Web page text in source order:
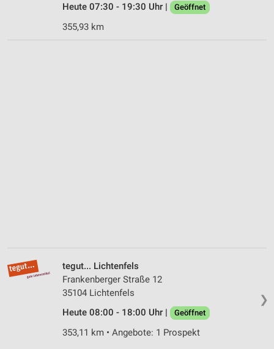
Heute 07:30 - 19:30 Uhr |
Geöffnet
355,93 km
❯
tegut... Lichtenfels
Frankenberger Straße 12
35104 Lichtenfels
Heute 08:00 - 18:00 Uhr |
Geöffnet
353,11 km • Angebote: 1 Prospekt